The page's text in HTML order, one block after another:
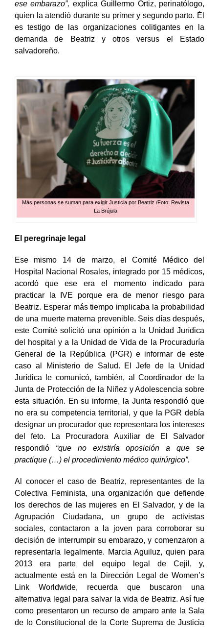
ese embarazo”, explica Guillermo Ortiz, perinatólogo,
quien la atendió durante su primer y segundo parto. Él
es testigo de las organizaciones colitigantes en la
demanda de Beatriz y otros versus el Estado
salvadoreño.
Más personas se suman para exigir Justicia por Beatriz /Foto: Revista
La Brújula
El peregrinaje legal
Ese mismo 14 de marzo, el Comité Médico del
Hospital Nacional Rosales, integrado por 15 médicos,
acordó que ese era el momento indicado para
practicar la IVE porque era de menor riesgo para
Beatriz. Esperar más tiempo implicaba la probabilidad
de una muerte materna prevenible. Seis días después,
este Comité solicitó una opinión a la Unidad Jurídica
del hospital y a la Unidad de Vida de la Procuraduría
General de la República (PGR) e informar de este
caso al Ministerio de Salud. El Jefe de la Unidad
Jurídica le comunicó, también, al Coordinador de la
Junta de Protección de la Niñez y Adolescencia sobre
esta situación. En su informe, la Junta respondió que
no era su competencia territorial, y que la PGR debía
designar un procurador que representara los intereses
del feto. La Procuradora Auxiliar de El Salvador
respondió
“que no existiría oposición a que se
practique (…) el procedimiento médico quirúrgico”.
Al conocer el caso de Beatriz, representantes de la
Colectiva Feminista, una organización que defiende
los derechos de las mujeres en El Salvador, y de la
Agrupación Ciudadana, un grupo de activistas
sociales, contactaron a la joven para corroborar su
decisión de interrumpir su embarazo, y comenzaron a
representarla legalmente. Marcia Aguiluz, quien para
2013 era parte del equipo legal de Cejil, y,
actualmente está en la Dirección Legal de Women’s
Link Worldwide, recuerda que buscaron una
alternativa legal para salvar la vida de Beatriz. Así fue
como presentaron un recurso de amparo ante la Sala
de lo Constitucional de la Corte Suprema de Justicia